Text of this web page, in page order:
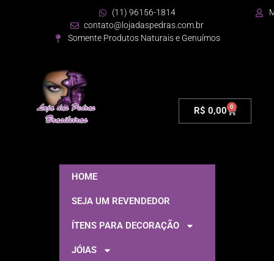
(11) 96156-1814
contato@lojadaspedras.com.br
Somente Produtos Naturais e Genuímos
R$ 0,00 0
HOME
SEJA UM REVENDEDOR
ÍTENS PARA DECORAÇÃO
JÓIAS